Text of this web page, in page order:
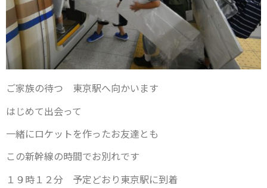
ご家族の待つ 東京駅へ向かいます
はじめて出会って
一緒にロケットを作ったお友達とも
この新幹線の時間でお別れです
１９時１２分 予定どおり東京駅に到着